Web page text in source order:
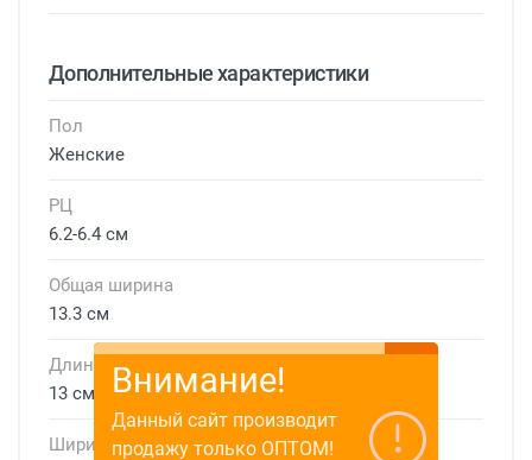
Дополнительные характеристики
Пол
Женские
РЦ
6.2-6.4 см
Общая ширина
13.3 см
Длина дужки
13 см
Ширина линзы
Внимание!
Данный сайт производит
продажу только ОПТОМ!